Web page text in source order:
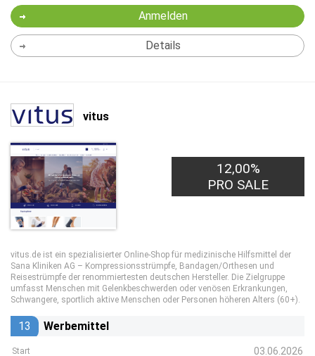
Anmelden
Details
vitus
12,00%
PRO SALE
vitus.de ist ein spezialisierter Online-Shop für medizinische Hilfsmittel der
Sana Kliniken AG – Kompressionsstrümpfe, Bandagen/Orthesen und
Reisestrümpfe der renommiertesten deutschen Hersteller. Die Zielgruppe
umfasst Menschen mit Gelenkbeschwerden oder venösen Erkrankungen,
Schwangere, sportlich aktive Menschen oder Personen höheren Alters (60+).
13 Werbemittel
Start 03.06.2026